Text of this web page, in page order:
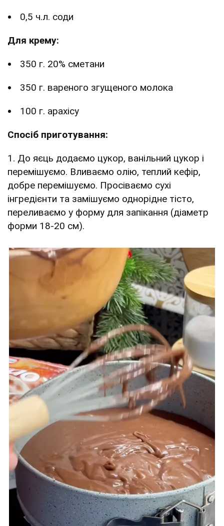
0,5 ч.л. соди
Для крему:
350 г. 20% сметани
350 г. вареного згущеного молока
100 г. арахісу
Спосіб приготування:
1. До яєць додаємо цукор, ванільний цукор і
перемішуємо. Вливаємо олію, теплий кефір,
добре перемішуємо. Просіваємо сухі
інгредієнти та замішуємо однорідне тісто,
переливаємо у форму для запікання (діаметр
форми 18-20 см).